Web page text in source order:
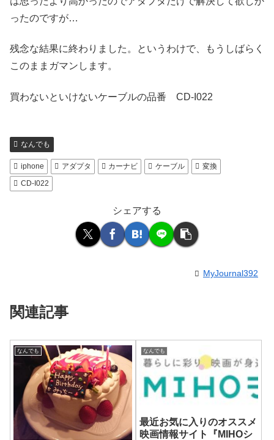
ったのですが…
残念な結果に終わりました。というわけで、もうしばらく
このままガマンします。
買わないといけないケーブルの品番 CD-I022
なんでも
iphone アダプタ カーナビ ケーブル
変換
CD-I022
シェアする
MyJournal392
関連記事
なんでも なんでも
最近お気に入りのオススメ
映画情報サイト『MIHOシ